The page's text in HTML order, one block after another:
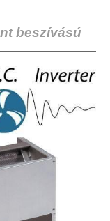
beszívású